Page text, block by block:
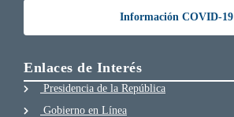
Información COVID-19
Enlaces de Interés
Presidencia de la República
Gobierno en Línea